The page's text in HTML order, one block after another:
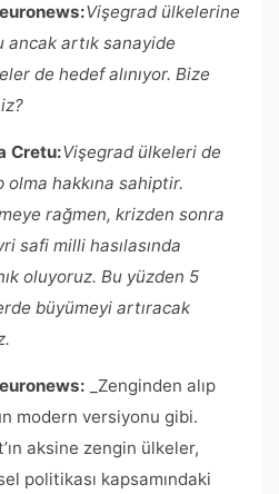
Vişegrad ülkelerine
ancak artık sanayide
de hedef alınıyor. Bize
Cretu:Vişegrad ülkeleri de
hakkına sahiptir.
rağmen, krizden sonra
safi milli hasılasında
oluyoruz. Bu yüzden 5
büyümeyi artıracak
_Zenginden alıp
modern versiyonu gibi.
aksine zengin ülkeler,
politikası kapsamındaki